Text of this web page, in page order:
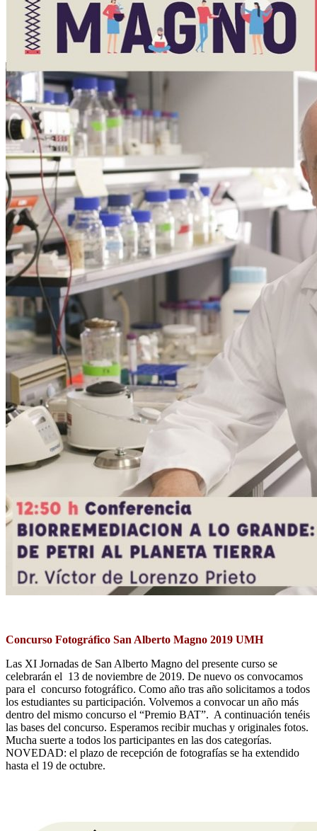
Concurso Fotográfico San Alberto Magno 2019 UMH
Las XI Jornadas de San Alberto Magno del presente curso se
celebrarán el 13 de noviembre de 2019. De nuevo os convocamos
para el concurso fotográfico. Como año tras año solicitamos a todos
los estudiantes su participación. Volvemos a convocar un año más
dentro del mismo concurso el “Premio BAT”. A continuación tenéis
las bases del concurso. Esperamos recibir muchas y originales fotos.
Mucha suerte a todos los participantes en las dos categorías.
NOVEDAD: el plazo de recepción de fotografías se ha extendido
hasta el 19 de octubre.